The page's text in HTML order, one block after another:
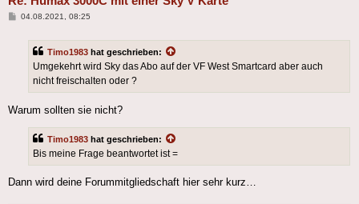
Beitrag
04.08.2021, 08:25
Timo1983 hat geschrieben:
Umgekehrt wird Sky das Abo auf der VF West Smartcard aber auch
nicht freischalten oder ?
Warum sollten sie nicht?
Timo1983 hat geschrieben:
Bis meine Frage beantwortet ist =
Dann wird deine Forummitgliedschaft hier sehr kurz…